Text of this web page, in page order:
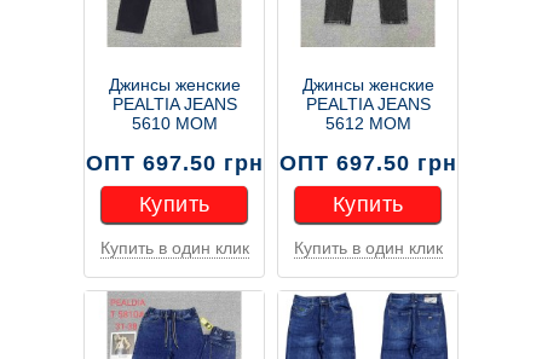
Джинсы женские
PEALTIA JEANS
5610 МОМ
ОПТ 697.50 грн
Купить
Купить
Купить в один клик
Джинсы женские
PEALTIA JEANS
5612 МОМ
ОПТ 697.50 грн
Купить
Купить
Купить в один клик